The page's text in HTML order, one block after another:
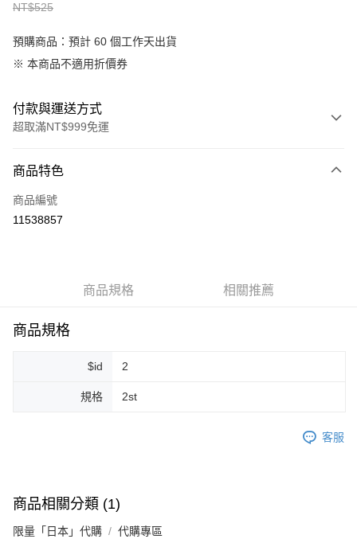
NT$525
預購商品：預計 60 個工作天出貨
※ 本商品不適用折價券
付款與運送方式
超取滿NT$999免運
信用卡一次付款
超商取貨付款
悠遊付
全家純取貨 (先付款
每筆NT$80，滿NT$999(含以上)免運費
商品特色
商品編號
11538857
商品規格 相關推薦
商品規格
$id 2
規格 2st
客服
商品相關分類 (1)
限量「日本」代購 代購專區